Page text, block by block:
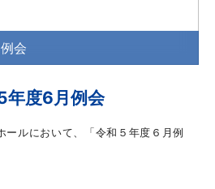
会
年度6月例会
ールにおいて、「令和５年度６月例